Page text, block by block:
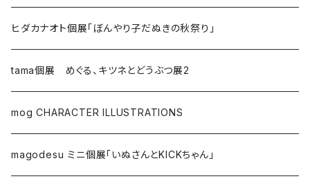
ヒダカナオト個展「ぼんやり子だぬきの秋祭り」
tama個展 めぐる、キツネとどうぶつ展2
mog CHARACTER ILLUSTRATIONS
magodesu ミニ個展「いぬさんとKICKちゃん」